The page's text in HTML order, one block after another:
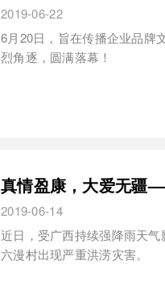
2019-06-22
6月20日，旨在传播企业品牌
烈角逐，圆满落幕！
真情盈康，大爱无疆
2019-06-14
近日，受广西持续强降雨天
六漫村出现严重洪涝灾害。